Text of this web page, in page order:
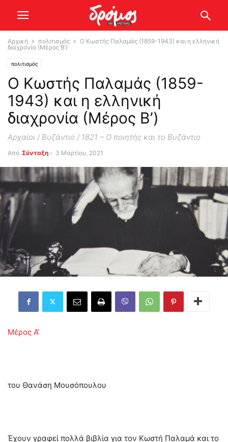
Αρχική πολιτισμός
Ο Κωστής Παλαμάς (1859-1943) και η ελληνική
διαχρονία (Μέρος Β’)
πολιτισμός
Ο Κωστής Παλαμάς (1859-
1943) και η ελληνική
διαχρονία (Μέρος Β’)
Αρχαίοι / Βυζάντιο / 1821 – Ο ποιητής και το Βυζάντιο
Από Σύνταξη - 3 Μαρτίου, 2021
Μέρος Α’
του Θανάση Μουσόπουλου
Έχουν γραφεί πολλά βιβλία για τον Κωστή Παλαμά και το